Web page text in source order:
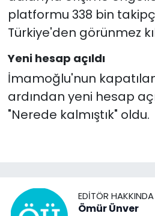
platformu 338 bin
Türkiye'den görünmez
Yeni hesap açıldı
İmamoğlu'nun
ardından yeni hesap
"Nerede kalmıştık" oldu.
EDITÖR HAKKINDA
Ömür Ünver